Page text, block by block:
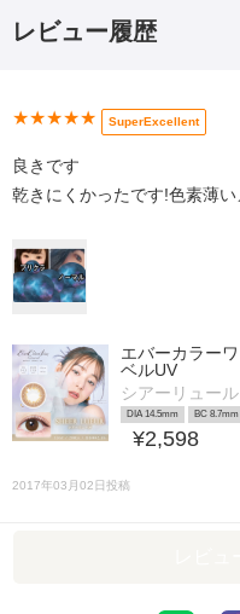
レビュー履歴
★★★★★ SuperExcellent
良きです
乾きにくかったです!色素薄
エバーカラー
ベルUV
シアーリュール
DIA 14.5mm BC 8.7mm
¥2,598
2017年03月02日投稿